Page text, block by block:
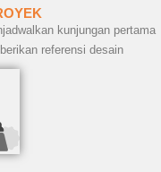
kunjungan pertama
referensi desain